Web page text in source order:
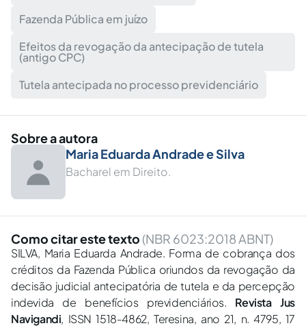
Fazenda Pública em juízo
Efeitos da revogação da antecipação de tutela
(antigo CPC)
Tutela antecipada no processo previdenciário
Sobre a autora
Maria Eduarda Andrade e Silva
Bacharel em Direito.
Como citar este texto (NBR 6023:2018 ABNT)
SILVA, Maria Eduarda Andrade. Forma de cobrança dos
créditos da Fazenda Pública oriundos da revogação da
decisão judicial antecipatória de tutela e da percepção
indevida de benefícios previdenciários. Revista Jus
Navigandi, ISSN 1518-4862, Teresina, ano 21, n. 4795, 17